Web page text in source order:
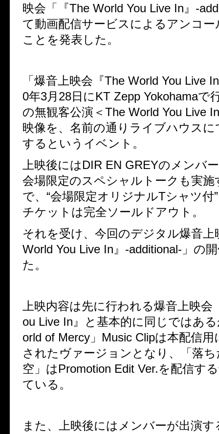
映会「『The World You Live In 』 -
て動画配信サービスによるアンコー
ことを発表した。
「爆音上映会『The World You Live In
0年3月 28日に KT Zepp Yokohamaで
の無観客公演＜ The World You Live In
映像を、名前の通りライブハウスに
するというイベント。
上映後にはDIR EN GREYのメンバー
会場限定のスペシャルトークも実
で、“会場限定オリジナルTシャツ付
チケットは完全ソールドアウト。
それを受け、今回のデジタル爆音上
World You Live In 』 -additional- 」の
た。
上映内容は先に行われる爆音上映会
ou Live In 』と基本的に同じではあ
orld of Mercy 」 Music Clipは本配信
されたヴァージョンとなり、「落
空」はPromotion Edit Ver.を配信す
ている。
また、上映後にはメンバーが出演